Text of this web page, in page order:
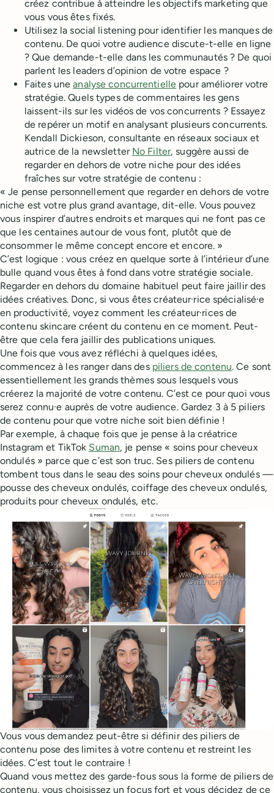
créez contribue à atteindre les objectifs marketing que
vous vous êtes fixés.
Utilisez la social listening pour identifier les manques de
contenu. De quoi votre audience discute-t-elle en ligne
? Que demande-t-elle dans les communautés ? De quoi
parlent les leaders d’opinion de votre espace ?
Faites uneanalyse concurrentielle pour améliorer votre
stratégie. Quels types de commentaires les gens
laissent-ils sur les vidéos de vos concurrents ? Essayez
de repérer un motif en analysant plusieurs concurrents.
Kendall Dickieson, consultante en réseaux sociaux et
autrice de la newsletter No Filter, suggère aussi de
regarder en dehors de votre niche pour des idées
fraîches sur votre stratégie de contenu :
« Je pense personnellement que regarder en dehors de votre
niche est votre plus grand avantage, dit-elle. Vous pouvez
vous inspirer d’autres endroits et marques qui ne font pas ce
que les centaines autour de vous font, plutôt que de
consommer le même concept encore et encore. »
C’est logique : vous créez en quelque sorte à l’intérieur d’une
bulle quand vous êtes à fond dans votre stratégie sociale.
Regarder en dehors du domaine habituel peut faire jaillir des
idées créatives. Donc, si vous êtes créateur·rice spécialisé·e
en productivité, voyez comment les créateur·rices de
contenu skincare créent du contenu en ce moment. Peut-
être que cela fera jaillir des publications uniques.
Une fois que vous avez réfléchi à quelques idées,
commencez à les ranger dans des piliers de contenu. Ce sont
essentiellement les grands thèmes sous lesquels vous
créerez la majorité de votre contenu. C’est ce pour quoi vous
serez connu·e auprès de votre audience. Gardez 3 à 5 piliers
de contenu pour que votre niche soit bien définie !
Par exemple, à chaque fois que je pense à la créatrice
Instagram et TikTok Suman, je pense « soins pour cheveux
ondulés » parce que c’est son truc. Ses piliers de contenu
tombent tous dans le seau des soins pour cheveux ondulés —
pousse des cheveux ondulés, coiffage des cheveux ondulés,
produits pour cheveux ondulés, etc.
Vous vous demandez peut-être si définir des piliers de
contenu pose des limites à votre contenu et restreint les
idées. C’est tout le contraire !
Quand vous mettez des garde-fous sous la forme de piliers de
contenu, vous choisissez un focus fort et vous décidez de ce